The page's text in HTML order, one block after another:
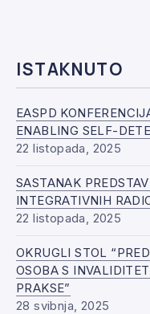
ISTAKNUTO
EASPD
ENABLING SELF-
22 listopada, 2025
SASTANAK
INTEGRATIVNIH
22 listopada, 2025
OKRUGLI STOL
OSOBA S
PRAKSE”
28 svibnja, 2025